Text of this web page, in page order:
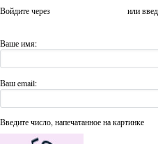
Войдите через или
Ваше имя:
Ваш email:
Введите число, напечатанное на картинке